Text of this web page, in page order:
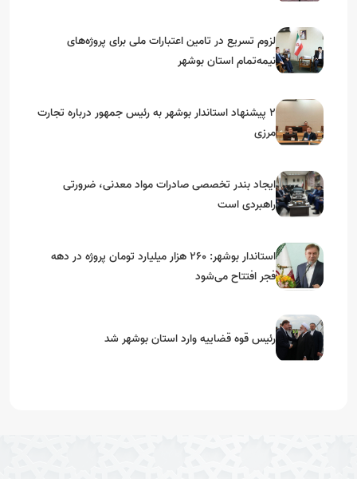
لزوم تسریع در تامین اعتبارات ملی برای پروژه‌های
نیمه‌تمام استان بوشهر
۲ پیشنهاد استاندار بوشهر به رئیس جمهور درباره تجارت
مرزی
ایجاد بندر تخصصی صادرات مواد معدنی، ضرورتی
راهبردی است
استاندار بوشهر: ۲۶۰ هزار میلیارد تومان پروژه در دهه
فجر افتتاح می‌شود
رئیس قوه قضاییه وارد استان بوشهر شد